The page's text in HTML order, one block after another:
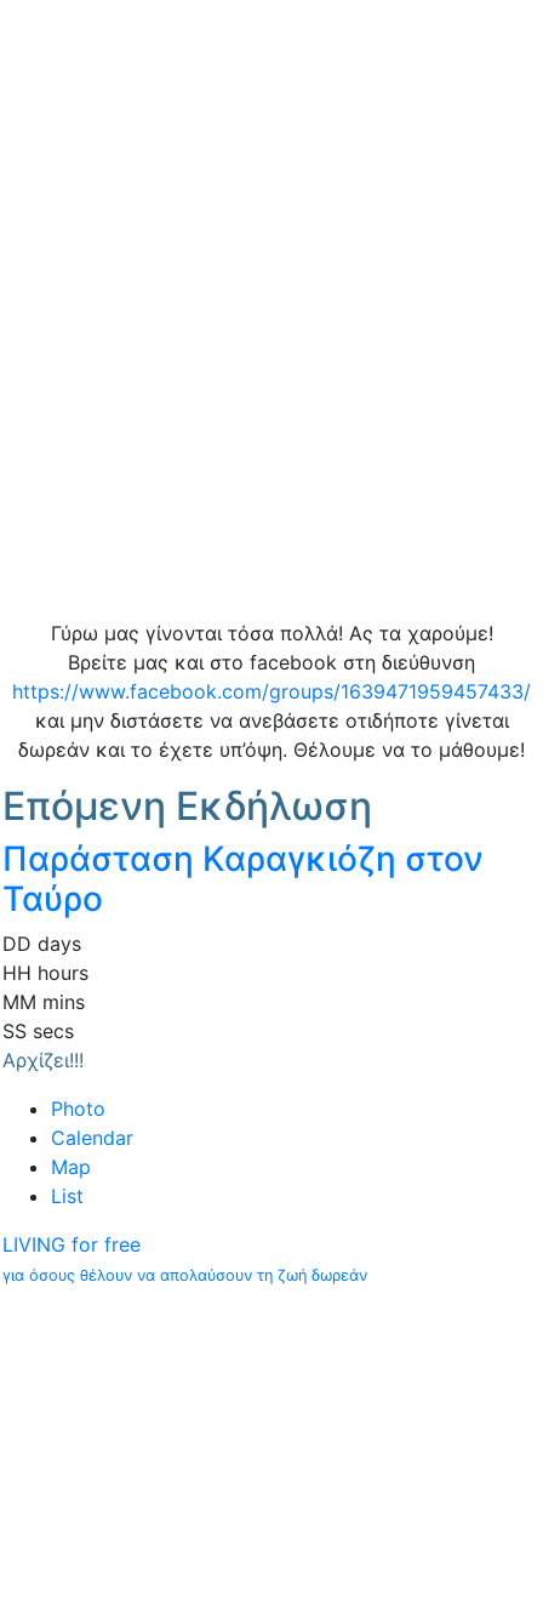
Γύρω μας γίνονται τόσα πολλά! Ας τα χαρούμε!
Βρείτε μας και στο facebook στη διεύθυνση
https://www.facebook.com/groups/1639471959457433/
και μην διστάσετε να ανεβάσετε οτιδήποτε γίνεται
δωρεάν και το έχετε υπ’όψη. Θέλουμε να το μάθουμε!
Επόμενη Εκδήλωση
Παράσταση Καραγκιόζη στον
Ταύρο
DD days
HH hours
MM mins
SS secs
Αρχίζει!!!
Photo
Calendar
Map
List
LIVING for free
για όσους θέλουν να απολαύσουν τη ζωή δωρεάν